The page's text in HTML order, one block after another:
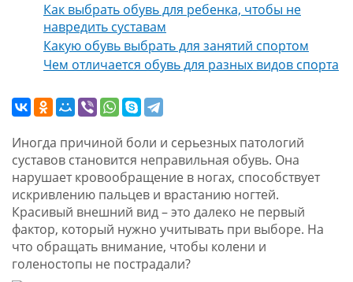
Как выбрать обувь для ребенка, чтобы не
навредить суставам
Какую обувь выбрать для занятий спортом
Чем отличается обувь для разных видов спорта
Иногда причиной боли и серьезных патологий
суставов становится неправильная обувь. Она
нарушает кровообращение в ногах, способствует
искривлению пальцев и врастанию ногтей.
Красивый внешний вид – это далеко не первый
фактор, который нужно учитывать при выборе. На
что обращать внимание, чтобы колени и
голеностопы не пострадали?